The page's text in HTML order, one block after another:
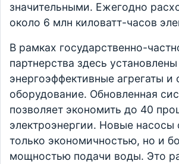
значительными. Ежегодно
около 6 млн киловатт-часов
В рамках государственно-
партнерства здесь установлены
энергоэффективные агрегаты и
оборудование. Обновленная
позволяет экономить до 40
электроэнергии. Новые насосы
только экономичностью, но и
мощностью подачи воды. Это